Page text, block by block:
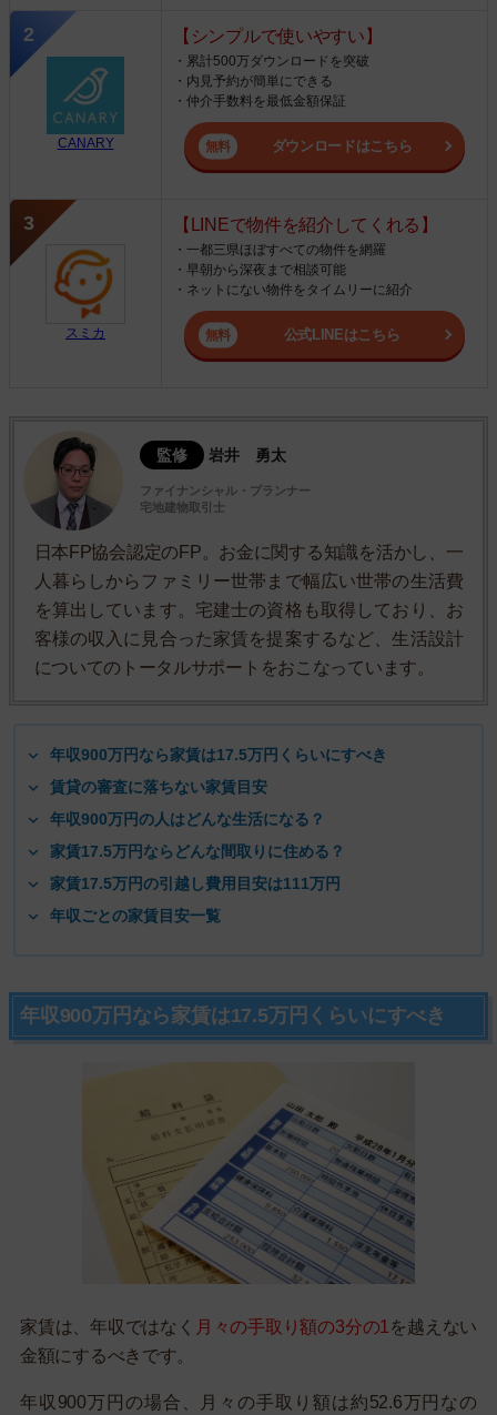
CANARY
【シンプルで使いやすい】
・累計500万ダウンロードを突破
・内見予約が簡単にできる
・仲介手数料を最低金額保証
ダウンロードはこちら
スミカ
【LINEで物件を紹介してくれる】
・一都三県ほぼすべての物件を網羅
・早朝から深夜まで相談可能
・ネットにない物件をタイムリーに紹介
公式LINEはこちら
監修 岩井 勇太
ファイナンシャル・プランナー
宅地建物取引士
日本FP協会認定のFP。お金に関する知識を活かし、一
人暮らしからファミリー世帯まで幅広い世帯の生活費
を算出しています。宅建士の資格も取得しており、お
客様の収入に見合った家賃を提案するなど、生活設計
についてのトータルサポートをおこなっています。
年収900万円なら家賃は17.5万円くらいにすべき
賃貸の審査に落ちない家賃目安
年収900万円の人はどんな生活になる？
家賃17.5万円ならどんな間取りに住める？
家賃17.5万円の引越し費用目安は111万円
年収ごとの家賃目安一覧
年収900万円なら家賃は17.5万円くらいにすべき
家賃は、年収ではなく 月々の手取り額の3分の1 を越えない
金額にするべきです。
年収900万円の場合、月々の手取り額は約52.6万円なの